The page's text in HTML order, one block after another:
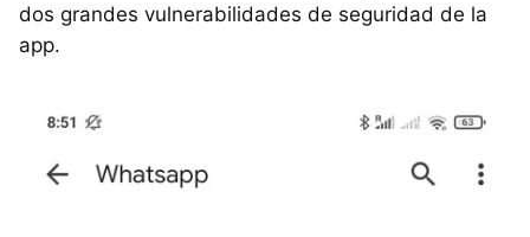
dos grandes vulnerabilidades de seguridad de la
app.